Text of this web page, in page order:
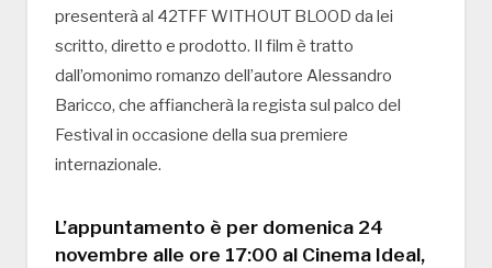
presenterà al 42TFF WITHOUT BLOOD da lei
scritto, diretto e prodotto. Il film è tratto
dall’omonimo romanzo dell’autore Alessandro
Baricco, che affiancherà la regista sul palco del
Festival in occasione della sua premiere
internazionale.
L’appuntamento è per domenica 24
novembre alle ore 17:00 al Cinema Ideal,